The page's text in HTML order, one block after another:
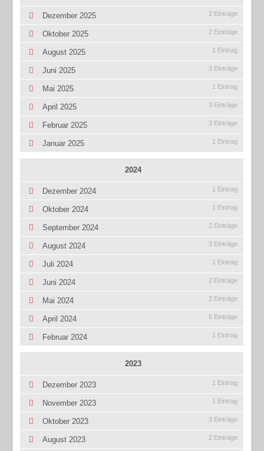
Dezember 2025 2 Einträge
Oktober 2025 2 Einträge
August 2025 1 Eintrag
Juni 2025 3 Einträge
Mai 2025 1 Eintrag
April 2025 3 Einträge
Februar 2025 3 Einträge
Januar 2025 1 Eintrag
2024
Dezember 2024 1 Eintrag
Oktober 2024 1 Eintrag
September 2024 2 Einträge
August 2024 3 Einträge
Juli 2024 1 Eintrag
Juni 2024 2 Einträge
Mai 2024 2 Einträge
April 2024 5 Einträge
Februar 2024 1 Eintrag
2023
Dezember 2023 1 Eintrag
November 2023 1 Eintrag
Oktober 2023 3 Einträge
August 2023 2 Einträge